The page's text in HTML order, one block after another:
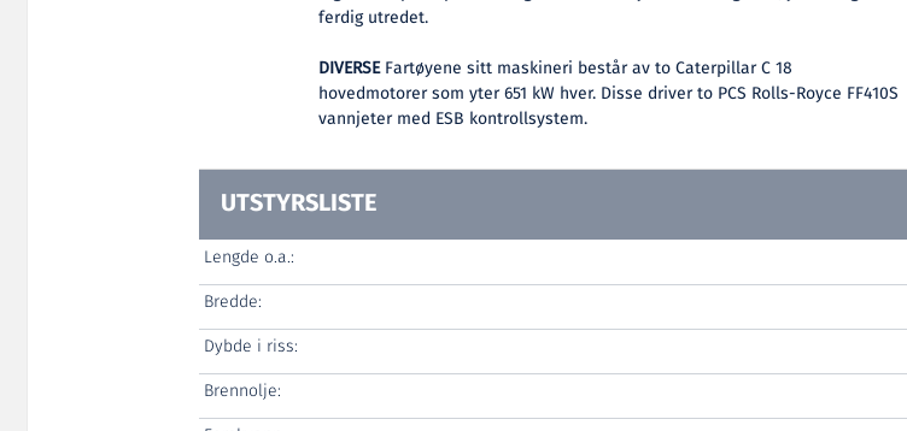
ferdig utredet.
DIVERSEFartøyene sitt maskineri består av to Caterpillar C 18
hovedmotorer som yter 651 kW hver. Disse driver to PCS Rolls-Royce FF410S
vannjeter med ESB kontrollsystem.
UTSTYRSLISTE
Lengde o.a.:
Bredde:
Dybde i riss:
Brennolje: